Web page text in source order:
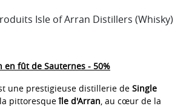
Isle of Arran Distillers (Whisky)
en fût de Sauternes - 50%
une prestigieuse distillerie de Single
pittoresqueîle d'Arran, au cœur de la